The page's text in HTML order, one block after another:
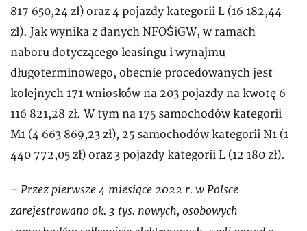
817 650,24 zł) oraz 4 pojazdy kategorii L (16 182,44
zł). Jak wynika z danych NFOŚiGW, w ramach
naboru dotyczącego leasingu i wynajmu
długoterminowego, obecnie procedowanych jest
kolejnych 171 wniosków na 203 pojazdy na kwotę 6
116 821,28 zł. W tym na 175 samochodów kategorii
M1 (4 663 869,23 zł), 25 samochodów kategorii N1 (1
440 772,05 zł) oraz 3 pojazdy kategorii L (12 180 zł).
– Przez pierwsze 4 miesiące 2022 r. w Polsce
zarejestrowano ok. 3 tys. nowych, osobowych